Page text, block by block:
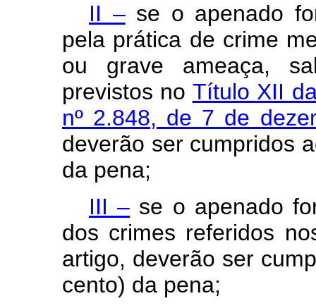
II –se o apenado
pela prática de crime
ou grave ameaça,
previstos no Título XII
nº 2.848, de 7 de
deverão ser cumpridos
da pena;
III – se o apenado
dos crimes referidos
artigo, deverão ser
cento) da pena;